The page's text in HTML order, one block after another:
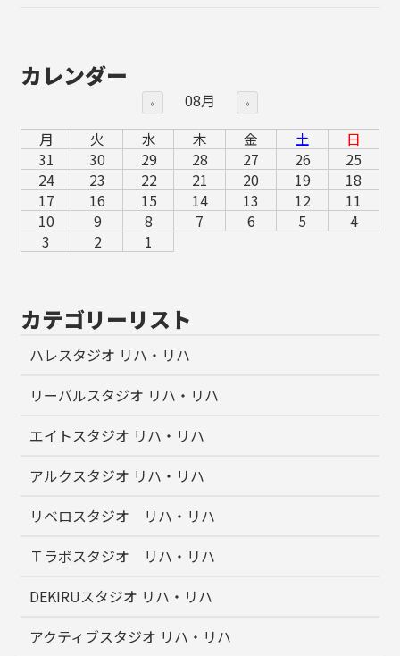
カレンダー
« 08月 »
月 火 水 木 金 土
日
31
30 29 28 27 26
25
24
23 22 21 20 19
18
17
16 15 14 13 12
11
10
9 8 7 6 5
4
3
2 1
カテゴリーリスト
ハレスタジオ リハ・リハ
リーバルスタジオ リハ・リハ
エイトスタジオ リハ・リハ
アルクスタジオ リハ・リハ
リベロスタジオ リハ・リハ
Ｔラボスタジオ リハ・リハ
DEKIRUスタジオ リハ・リハ
アクティブスタジオ リハ・リハ